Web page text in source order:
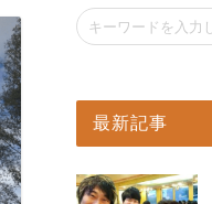
最新記事